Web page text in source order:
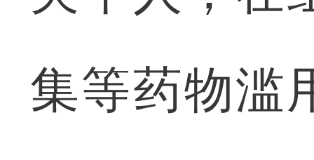
集等药物滥